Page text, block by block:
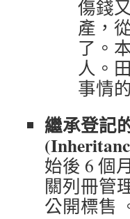
傷錢
產，
了。
人。
事情
繼承登記
始後 6 個
關列冊管
公開標售